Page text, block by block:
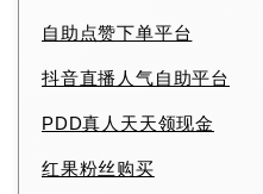
自助点赞下单平台
抖音直播人气自助平台
PDD真人天天领现金
红果粉丝购买